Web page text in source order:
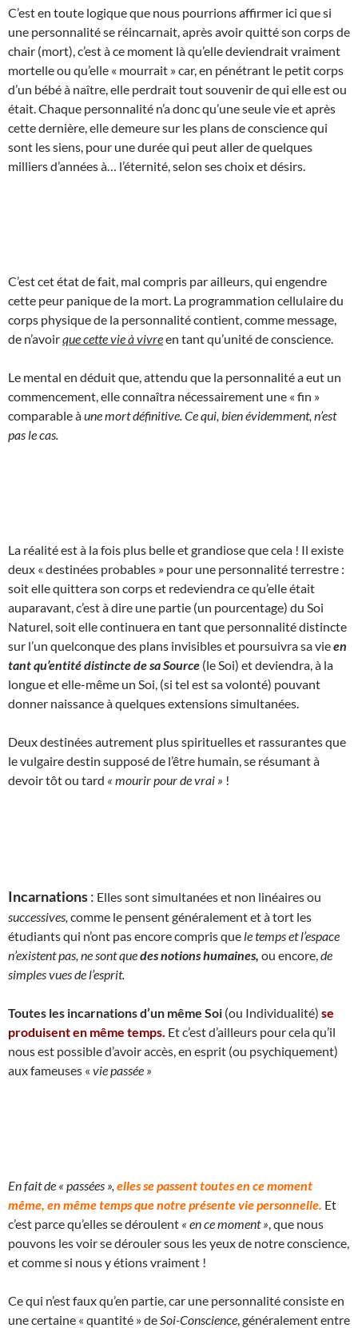
C’est en toute logique que nous pourrions affirmer ici que si
une personnalité se réincarnait, après avoir quitté son corps de
chair (mort), c’est à ce moment là qu’elle deviendrait vraiment
mortelle ou qu’elle « mourrait » car, en pénétrant le petit corps
d’un bébé à naître, elle perdrait tout souvenir de qui elle est ou
était. Chaque personnalité n’a donc qu’une seule vie et après
cette dernière, elle demeure sur les plans de conscience qui
sont les siens, pour une durée qui peut aller de quelques
milliers d’années à… l’éternité, selon ses choix et désirs.
C’est cet état de fait, mal compris par ailleurs, qui engendre
cette peur panique de la mort. La programmation cellulaire du
corps physique de la personnalité contient, comme message,
de n’avoirque cette vie à vivreen tant qu’unité de conscience.
Le mental en déduit que, attendu que la personnalité a eut un
commencement, elle connaîtra nécessairement une « fin »
comparable àune mort définitive. Ce qui, bien évidemment, n’est
pas le cas.
La réalité est à la fois plus belle et grandiose que cela ! Il existe
deux « destinées probables » pour une personnalité terrestre :
soit elle quittera son corps et redeviendra ce qu’elle était
auparavant, c’est à dire une partie (un pourcentage) du Soi
Naturel, soit elle continuera en tant que personnalité distincte
sur l’un quelconque des plans invisibles et poursuivra sa vieen
tant qu’entité distincte de sa Source (le Soi) et deviendra, à la
longue et elle-même un Soi, (si tel est sa volonté) pouvant
donner naissance à quelques extensions simultanées.
Deux destinées autrement plus spirituelles et rassurantes que
le vulgaire destin supposé de l’être humain, se résumant à
devoir tôt ou tard « mourir pour de vrai » !
Incarnations: Elles sont simultanées et non linéaires ou
successives, comme le pensent généralement et à tort les
étudiants qui n’ont pas encore compris que le temps et l’espace
n’existent pas, ne sont quedes notions humaines, ou encore, de
simples vues de l’esprit.
Toutes les incarnations d’un même Soi (ou Individualité) se
produisent en même temps. Et c’est d’ailleurs pour cela qu’il
nous est possible d’avoir accès, en esprit (ou psychiquement)
aux fameuses « vie passée »
En fait de « passées », elles se passent toutes en ce moment
même, en même temps que notre présente vie personnelle. Et
c’est parce qu’elles se déroulent « en ce moment » , que nous
pouvons les voir se dérouler sous les yeux de notre conscience,
et comme si nous y étions vraiment !
Ce qui n’est faux qu’en partie, car une personnalité consiste en
une certaine « quantité » de Soi-Conscience , généralement entre